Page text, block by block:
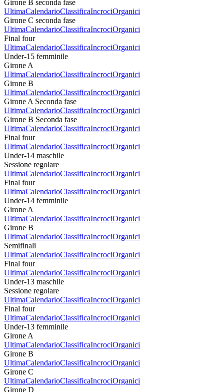
Girone B seconda fase
UltimaCalendarioClassificaIncrociOrganici
Girone C seconda fase
UltimaCalendarioClassificaIncrociOrganici
Final four
UltimaCalendarioClassificaIncrociOrganici
Under-15 femminile
Girone A
UltimaCalendarioClassificaIncrociOrganici
Girone B
UltimaCalendarioClassificaIncrociOrganici
Girone A Seconda fase
UltimaCalendarioClassificaIncrociOrganici
Girone B Seconda fase
UltimaCalendarioClassificaIncrociOrganici
Final four
UltimaCalendarioClassificaIncrociOrganici
Under-14 maschile
Sessione regolare
UltimaCalendarioClassificaIncrociOrganici
Final four
UltimaCalendarioClassificaIncrociOrganici
Under-14 femminile
Girone A
UltimaCalendarioClassificaIncrociOrganici
Girone B
UltimaCalendarioClassificaIncrociOrganici
Semifinali
UltimaCalendarioClassificaIncrociOrganici
Final four
UltimaCalendarioClassificaIncrociOrganici
Under-13 maschile
Sessione regolare
UltimaCalendarioClassificaIncrociOrganici
Final four
UltimaCalendarioClassificaIncrociOrganici
Under-13 femminile
Girone A
UltimaCalendarioClassificaIncrociOrganici
Girone B
UltimaCalendarioClassificaIncrociOrganici
Girone C
UltimaCalendarioClassificaIncrociOrganici
Girone D